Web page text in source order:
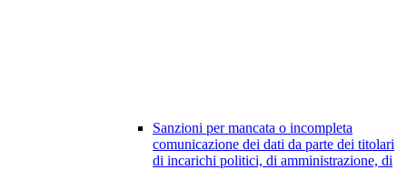
Sanzioni per mancata o incompleta
comunicazione dei dati da parte dei titolari
di incarichi politici, di amministrazione, di